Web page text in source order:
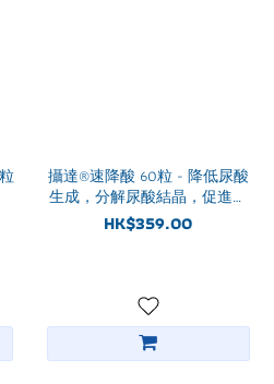
攝達®速降酸 60粒 - 降低尿酸
生成，分解尿酸結晶，促進尿
酸排出
HK$359.00